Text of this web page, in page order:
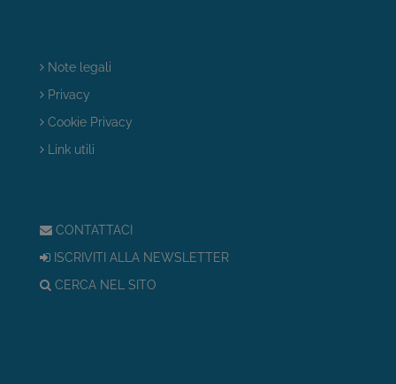
Note legali
Privacy
Cookie Privacy
Link utili
CONTATTACI
ISCRIVITI ALLA NEWSLETTER
CERCA NEL SITO